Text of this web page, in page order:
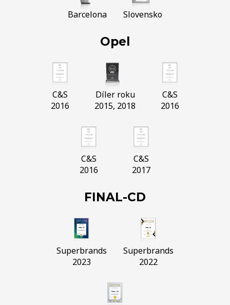
Barcelona Slovensko
Opel
C&S
2016
Díler roku
2015, 2018
C&S
2016
C&S
2016
C&S
2017
FINAL-CD
Superbrands
2023
Superbrands
2022